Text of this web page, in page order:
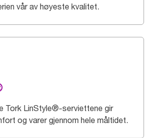
vår av høyeste kvalitet.
Tork LinStyle®-serviettene gir
og varer gjennom hele måltidet.